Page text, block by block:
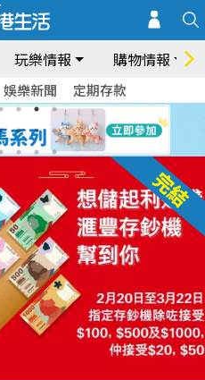
玩樂情報 購物情報
娛樂新聞 定期存款